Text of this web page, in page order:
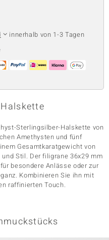
innerhalb von 1-3 Tagen
Sterlingsilber-Halskette von
Amethysten und fünf
Gesamtkaratgewicht von
Stil. Der filigrane 36x29 mm
besondere Anlässe oder zur
Kombinieren Sie ihn mit
raffinierten Touch.